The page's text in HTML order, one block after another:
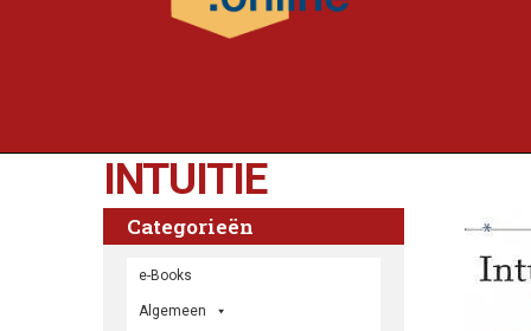
INTUITIE
Categorieën
e-Books
Algemeen